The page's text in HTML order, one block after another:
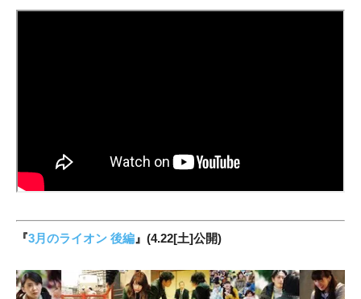
『3月のライオン 後編 』(4.22[土]公開)